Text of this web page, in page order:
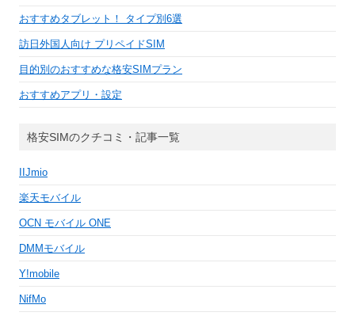
おすすめタブレット！ タイプ別6選
訪日外国人向け プリペイドSIM
目的別のおすすめな格安SIMプラン
おすすめアプリ・設定
格安SIMのクチコミ・記事一覧
IIJmio
楽天モバイル
OCN モバイル ONE
DMMモバイル
Y!mobile
NifMo